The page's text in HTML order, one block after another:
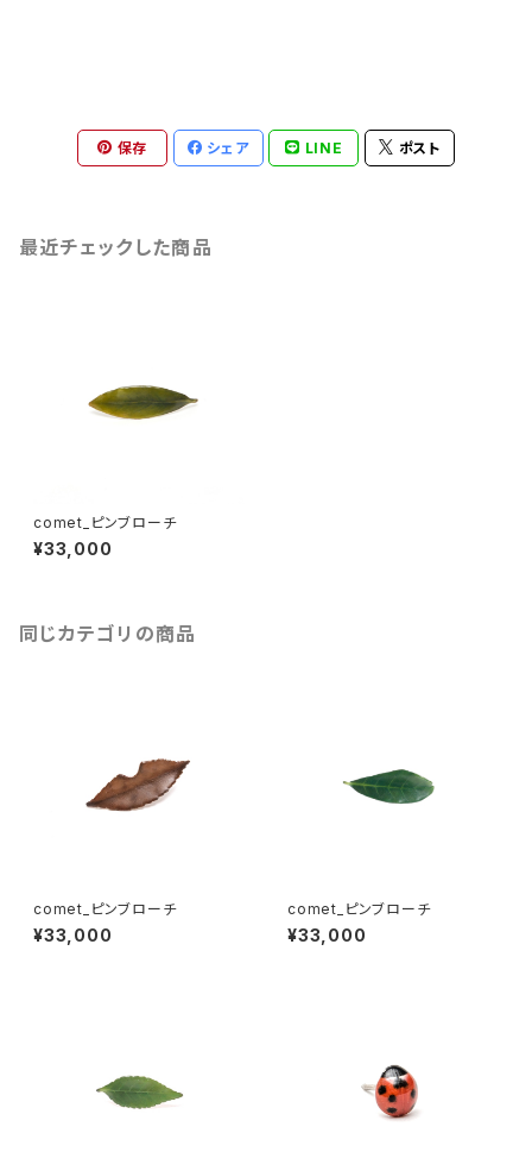
保存 シェア LINE ポスト
最近チェックした商品
comet_ピンブローチ
¥33,000
同じカテゴリの商品
comet_ピンブローチ
¥33,000
comet_ピンブローチ
¥33,000